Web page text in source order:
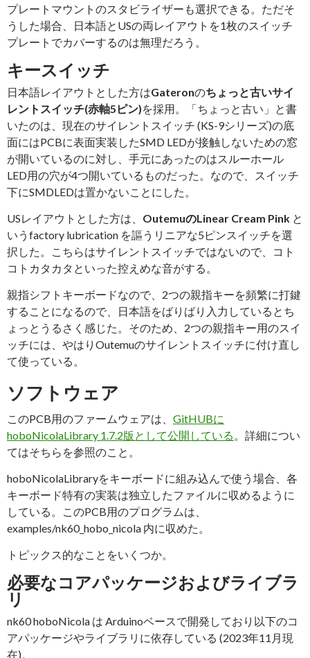
プレートマウントのスタビライザーも選択できる。ただそ
うした場合、日本語とUSの両レイアウトを1枚のスイッチ
プレートでカバーするのは無理だろう。
キースイッチ
日本語レイアウトとした方はGateronのちょっと古いサイ
レントスイッチ(赤軸5ピン)を採用。「ちょっと古い」と書
いたのは、現在のサイレントスイッチ (KS-9シリーズ)の底
面にはPCBに表面実装したSMD LEDが接触しないための窓
が開いているのに対し、手元にあったのはスルーホール
LED用の穴が4つ開いているものだった。なので、スイッチ
下にSMDLEDは置かないことにした。
USレイアウトとした方は、 OutemuのLinear Cream Pink と
いうfactory lubrication を謳うリニアな5ピンスイッチを選
択した。こちらはサイレントスイッチではないので、コト
コトカタカタといった控えめな音がする。
親指シフトキーボードなので、2つの親指キーを頻繁に打鍵
することになるので、日本語をばりばり入力しているとち
ょっとうるさく感じた。そのため、2つの親指キー用のスイ
ッチには、やはりOutemuのサイレントスイッチに付け直し
て使っている。
ソフトウェア
このPCB用のファームウェアは、 GitHUBに
hoboNicolaLibrary 1.7.2版として公開している 。詳細につい
てはそちらを参照のこと。
hoboNicolaLibraryをキーボードに組み込んで使う場合、各
キーボード特有の実装は独立したファイルに収めるように
している。このPCB用のプログラムは、
examples/nk60_hobo_nicola 内に収めた。
トピックス的なことをいくつか。
必要なコアパッケージおよびライブラ
リ
nk60 hoboNicola は Arduinoベースで開発しており以下のコ
アパッケージやライブラリに依存している (2023年11月現
在)。